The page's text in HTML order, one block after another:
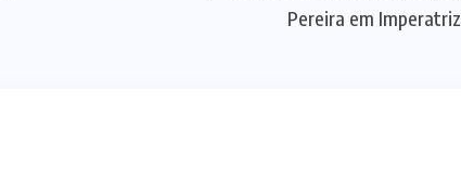
Pereira em Imperatriz